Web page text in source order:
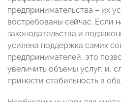
предпринимательства – их
востребованы сейчас. Если
законодательства и
усилена поддержка самих
предпринимателей, это
увеличить объемы услуг, и,
принести стабильность в